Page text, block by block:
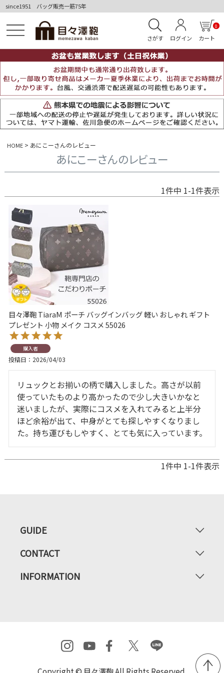
since1951 バッグ販売一筋75年
さがす ログイン カート
0
HOME あにこーさんのレビュー
あにこーさんのレビュー
1件中 1-1件表示
目々澤鞄 TiaraM ポーチ バッグインバッグ 軽い おしゃれ ギフト
プレゼント 小物 メイク コスメ 55026
購入者
投稿日 2026/04/03
リュックとお揃いの柄で購入しました。高さが以前
使っていたものより高かったので少し大きいかなと
迷いましたが、実際にコスメを入れてみると上半分
ほど余裕が出て、中身がとても探しやすくなりまし
た。持ち運びもしやすく、とても気に入っています。
1件中 1-1件表示
GUIDE
CONTACT
INFORMATION